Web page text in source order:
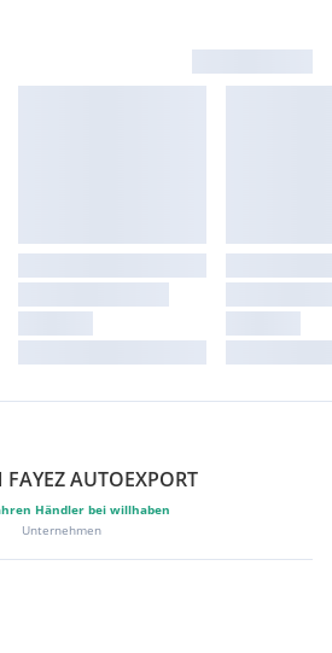
FAYEZ AUTOEXPORT
Händler bei willhaben
Unternehmen